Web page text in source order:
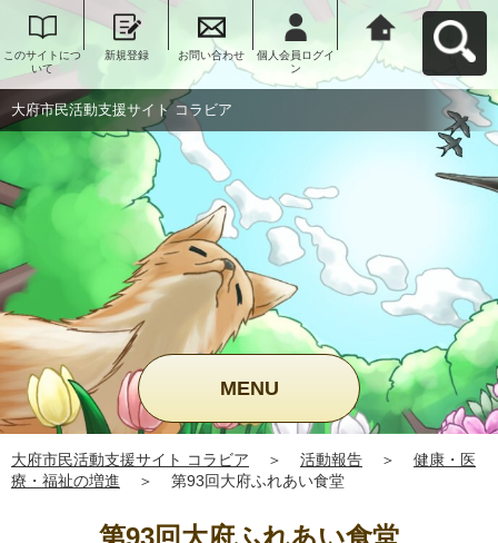
このサイトにつ
いて
新規登録 お問い合わせ
個人会員ログイ
ン
大府市民活動支
援サイト コラビ
アへ戻る
大府市民活動支援サイト コラビア
MENU
大府市民活動支援サイト コラビア ＞ 活動報告 ＞
健康・医
療・福祉の増進
＞ 第93回大府ふれあい食堂
第93回大府ふれあい食堂